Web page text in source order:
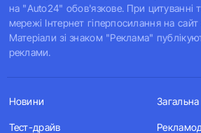
на "Auto24" обов'язкове. При цитуванні
мережі Інтернет гіперпосилання на
Матеріали зі знаком "Реклама"
реклами.
Новини
Тест-драйв